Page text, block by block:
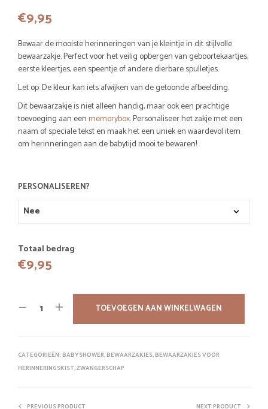
€9,95
Bewaar de mooiste herinneringen van je kleintje in dit stijlvolle
bewaarzakje. Perfect voor het veilig opbergen van geboortekaartjes,
eerste kleertjes, een speentje of andere dierbare spulletjes.
Let op: De kleur kan iets afwijken van de getoonde afbeelding.
Dit bewaarzakje is niet alleen handig, maar ook een prachtige
toevoeging aan eenmemorybox. Personaliseer het zakje met een
naam of speciale tekst en maak het een uniek en waardevol item
om herinneringen aan de babytijd mooi te bewaren!
PERSONALISEREN?
Totaal bedrag
€9,95
TOEVOEGEN AAN WINKELWAGEN
CATEGORIEËN:BABYSHOWER,BEWAARZAKJES,BEWAARZAKJES VOOR
HERINNERINGSKIST,ZWANGERSCHAP
PREVIOUS PRODUCT NEXT PRODUCT